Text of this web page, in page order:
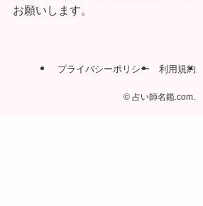
お願いします。
プライバシーポリシー 利用規約
©占い師名鑑.com.